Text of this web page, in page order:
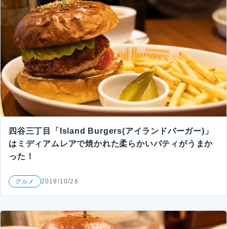
四谷三丁目「Island Burgers(アイランドバーガー)」
はミディアムレアで焼かれた柔らかいパティがうまか
った！
グルメ 2019/10/26